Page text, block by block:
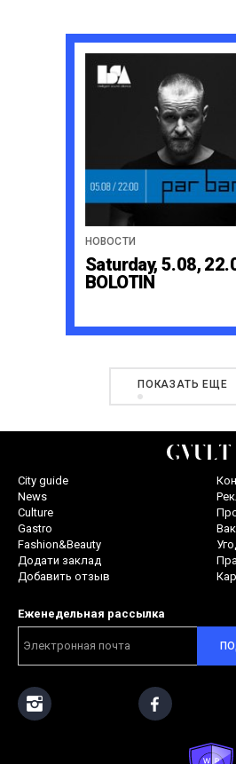
НОВОСТИ
Saturday, 5.08,
BOLOTIN
ПОКАЗАТЬ ЕЩЕ
City guide
News
Culture
Gastro
Fashion&Beauty
Додати заклад
Добавить отзыв
Еженедельная рассылка